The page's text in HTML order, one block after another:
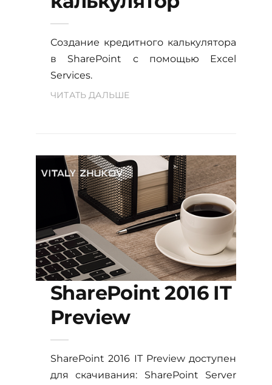
Создание кредитного калькулятора
в SharePoint с помощью Excel
Services.
ЧИТАТЬ ДАЛЬШЕ
SharePoint 2016 IT
Preview
SharePoint 2016 IT Preview доступен
для скачивания: SharePoint Server